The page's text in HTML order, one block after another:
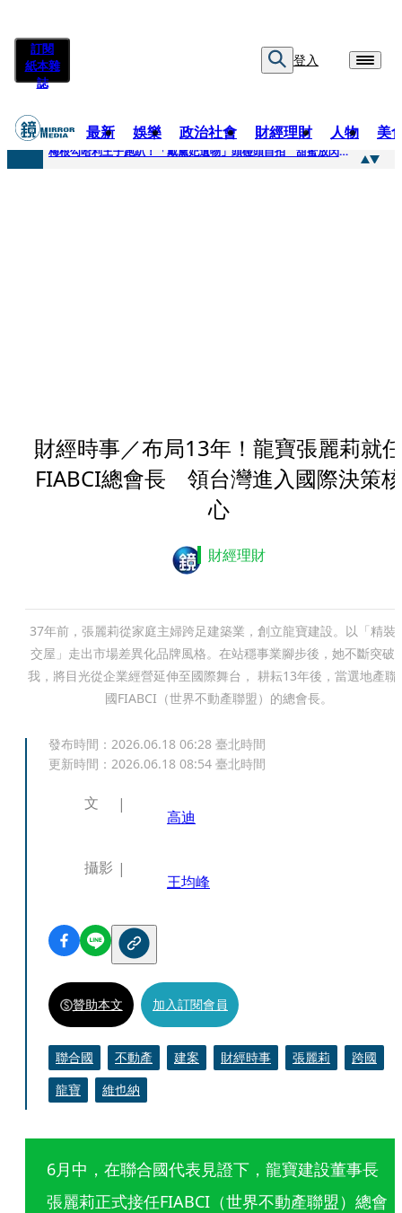
訂閱
紙本雜
誌
登入
最新 娛樂 政治社會 財經理財 人物 美
快訊
梅根勾哈利王子跑趴！「戴黛妃遺物」頭碰頭自拍 甜蜜放閃搶鏡
財經時事／布局13年！龍寶張麗莉就
FIABCI總會長 領台灣進入國際決策核
心
財經理財
37年前，張麗莉從家庭主婦跨足建築業，創立龍寶建設。以「精裝
交屋」走出市場差異化品牌風格。在站穩事業腳步後，她不斷突破
我，將目光從企業經營延伸至國際舞台， 耕耘13年後，當選地產聯
國FIABCI（世界不動產聯盟）的總會長。
發布時間： 2026.06.18 06:28 臺北時間
更新時間： 2026.06.18 08:54 臺北時間
文
高迪
攝影
王均峰
贊助本文 加入訂閱會員
聯合國 不動產 建案 財經時事 張麗莉
跨國
龍寶
維也納
6月中，在聯合國代表見證下，龍寶建設董事長
張麗莉正式接任FIABCI（世界不動產聯盟）總會